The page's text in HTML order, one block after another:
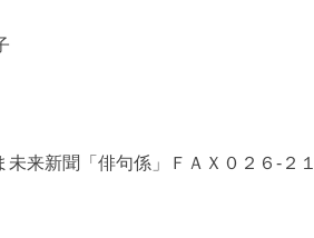
来新聞「俳句係」ＦＡＸ０２６‐２１